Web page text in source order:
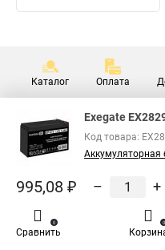
Каталог Оплата
Exegate
Код товара:
Аккумуляторная
995,08 ₽ – +
Сравнить
0 0